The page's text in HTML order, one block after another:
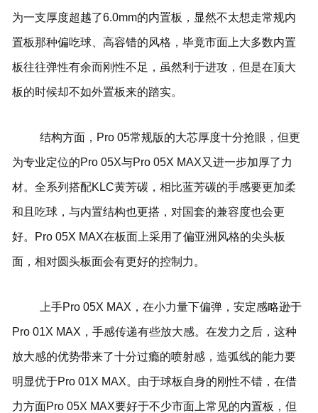
为一支厚度超越了6.0mm的内置板，显然不太想走常规内
置板那种偏吃球、高容错的风格，毕竟市面上大多数内置
板往往弹性有余而刚性不足，虽然利于进攻，但是在顶大
板的时候却不如外置板来的踏实。
结构方面，Pro 05常规版的大芯厚度十分抢眼，但更
为专业定位的Pro 05X与Pro 05X MAX又进一步加厚了力
材。全系列搭配KLC黄芳碳，相比蓝芳碳的手感要更加柔
和且吃球，与内置结构也更搭，对国套的兼容度也会更
好。Pro 05X MAX在板面上采用了偏亚洲风格的尖头板
面，相对圆头板面会有更好的控制力。
上手Pro 05X MAX，在小力量下偏弹，安定感略逊于
Pro 01X MAX，手感传递有些放大感。在发力之后，这种
放大感的优势带来了十分过瘾的喷射感，造弧线的能力要
明显优于Pro 01X MAX。由于球板自身的刚性不错，在借
力方面Pro 05X MAX要好于不少市面上常见的内置板，但